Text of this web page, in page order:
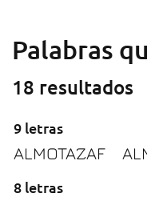
Palabras
18 resultados
9 letras
ALMOTAZAF
8 letras